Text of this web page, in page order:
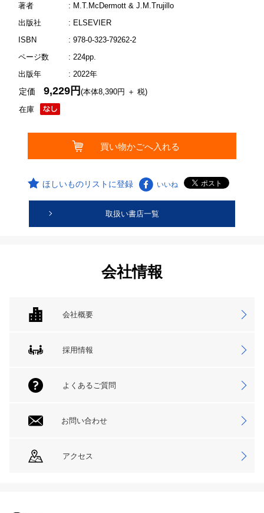
著者
: M.T.McDermott & J.M.Trujillo
出版社
: ELSEVIER
ISBN
: 978-0-323-79262-2
ページ数
: 224pp.
出版年
: 2022年
在庫
定価9,229円(本体8,390円 ＋ 税)
ほしいものリストに登録 いいね
取扱い書店一覧
会社情報
会社概要
採用情報
よくあるご質問
お問い合わせ
アクセス